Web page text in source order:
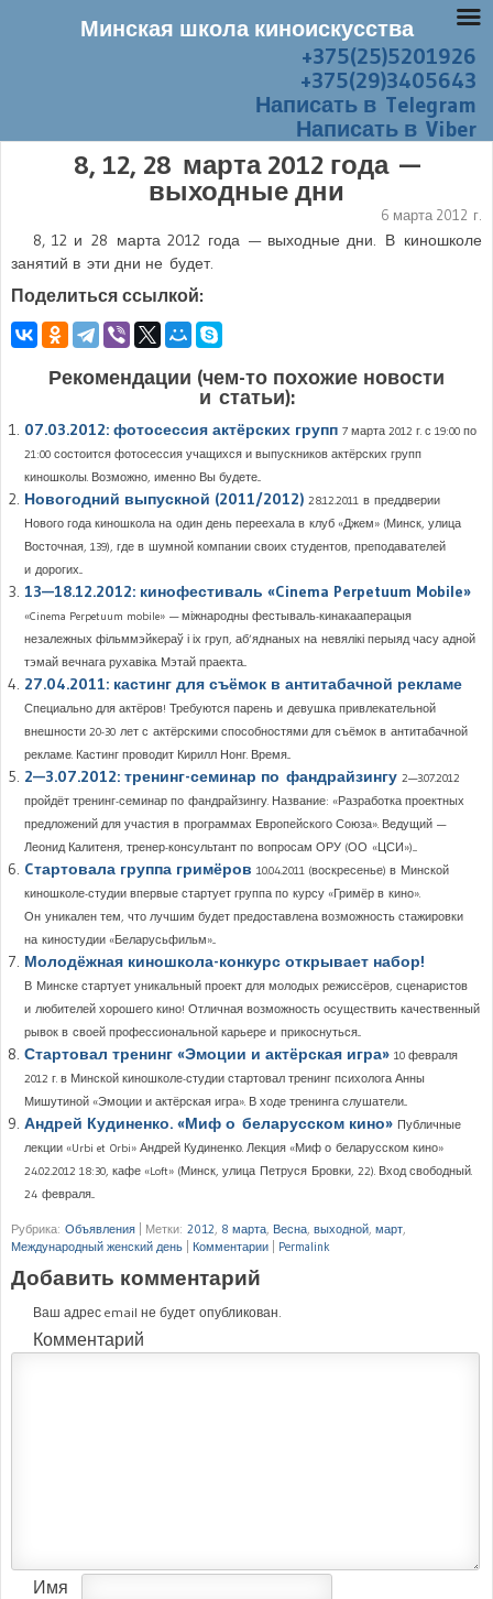
+375(25)5201926
+375(29)3405643
Написать в Telegram
Написать в Viber
8, 12, 28 марта 2012 года —
выходные дни
6 марта 2012 г.
8,12 и28 марта 2012 года— выходные дни. В киношколе
занятий в эти дни не будет.
Поделиться ссылкой:
Рекомендации (чем-то похожие новости
и статьи):
07.03.2012: фотосессия актёрских групп 7 марта 2012 г. с 19:00 по
21:00 состоится фотосессия учащихся и выпускников актёрских групп
киношколы. Возможно, именно Вы будете...
Новогодний выпускной (2011/2012) 28.12.2011 в преддверии
Нового года киношкола на один день переехала в клуб «Джем» (Минск, улица
Восточная, 139), где в шумной компании своих студентов, преподавателей
и дорогих...
13—18.12.2012: кинофестиваль «Cinema Perpetuum Mobile»
«Cinema Perpetuum mobile» — міжнародны фестываль-кинакааперацыя
незалежных фільммэйкераў і іх груп, аб’яднаных на невялікі перыяд часу адной
тэмай вечнага рухавіка. Мэтай праекта...
27.04.2011: кастинг для съёмок в антитабачной рекламе
Специально для актёров! Требуются парень и девушка привлекательной
внешности 20-30 лет с актёрскими способностями для съёмок в антитабачной
рекламе. Кастинг проводит Кирилл Нонг. Время...
2—3.07.2012: тренинг-семинар по фандрайзингу 2—3.07.2012
пройдёт тренинг-семинар по фандрайзингу. Название: «Разработка проектных
предложений для участия в программах Европейского Союза». Ведущий —
Леонид Калитеня, тренер-консультант по вопросам ОРУ (ОО «ЦСИ»)....
Cтартовала группа гримёров 10.04.2011 (воскресенье) в Минской
киношколе-студии впервые стартует группа по курсу «Гримёр в кино».
Он уникален тем, что лучшим будет предоставлена возможность стажировки
на киностудии «Беларусьфильм»...
Молодёжная киношкола-конкурс открывает набор!
В Минске стартует уникальный проект для молодых режиссёров, сценаристов
и любителей хорошего кино! Отличная возможность осуществить качественный
рывок в своей профессиональной карьере и прикоснуться...
Стартовал тренинг «Эмоции и актёрская игра» 10 февраля
2012 г. в Минской киношколе-студии стартовал тренинг психолога Анны
Мишутиной «Эмоции и актёрская игра». В ходе тренинга слушатели...
Андрей Кудиненко. «Миф о беларусском кино» Публичные
лекции «Urbi et Orbi» Андрей Кудиненко. Лекция «Миф о беларусском кино»
24.02.2012 18:30, кафе «Loft» (Минск, улица Петруся Бровки, 22). Вход свободный.
24 февраля...
Рубрика: Объявления Метки: 2012, 8 марта, Весна, выходной, март,
Международный женский день
Комментарии Permalink
Добавить комментарий
Ваш адрес email не будет опубликован.
Комментарий
Имя
Минская школа киноискусства